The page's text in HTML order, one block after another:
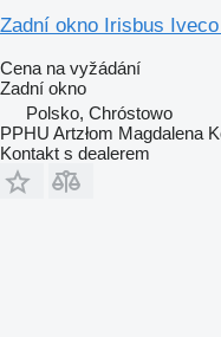
Zadní okno Irisbus
Cena na vyžádání
Zadní okno
Polsko, Chróstowo
PPHU Artzłom Magdalena
Kontakt s dealerem